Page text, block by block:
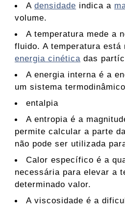
Adensidade indica a
volume.
A temperatura mede a
fluido. A temperatura está
energia cinética das
A energia interna é a
um sistema
entalpia
A entropia é a
permite calcular a parte
não pode ser utilizada
Calor específico é a
necessária para elevar a
determinado valor.
A viscosidade é a